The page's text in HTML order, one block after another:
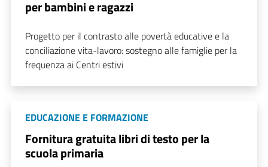
per bambini e ragazzi
Progetto per il contrasto alle povertà educative e la
conciliazione vita-lavoro: sostegno alle famiglie per la
frequenza ai Centri estivi
EDUCAZIONE E FORMAZIONE
Fornitura gratuita libri di testo per la
scuola primaria